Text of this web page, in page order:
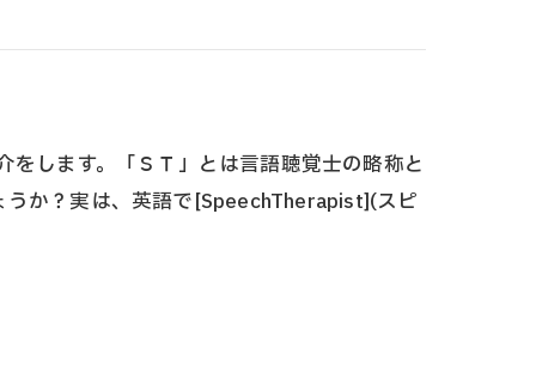
します。「ＳＴ」とは言語聴覚士の略称と
か？実は、英語で[SpeechTherapist](スピ